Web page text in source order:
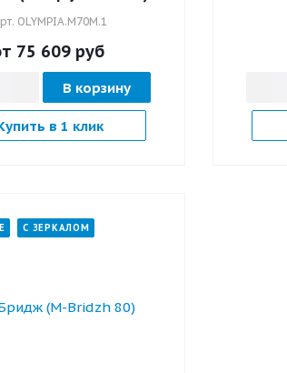
OLYMPIA.M70M.1
75 609 руб
В корзину
в 1 клик
С ЗЕРКАЛОМ